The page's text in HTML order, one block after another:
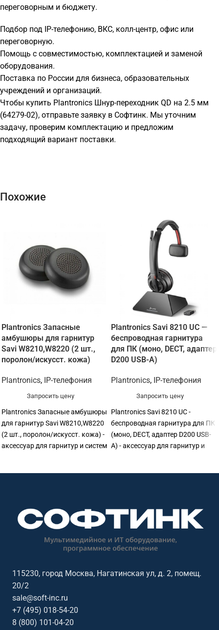
переговорным и бюджету.
Подбор под IP-телефонию, ВКС, колл-центр, офис или
переговорную.
Помощь с совместимостью, комплектацией и заменой
оборудования.
Поставка по России для бизнеса, образовательных
учреждений и организаций.
Чтобы купить Plantronics Шнур-переходник QD на 2.5 мм
(64279-02), отправьте заявку в Софтинк. Мы уточним
задачу, проверим комплектацию и предложим
подходящий вариант поставки.
Похожие
Plantronics Запасные
амбушюры для гарнитур
Savi W8210,W8220 (2 шт.,
поролон/искусст. кожа)
Plantronics, IP-телефония
Запросить цену
Plantronics Запасные амбушюры
для гарнитур Savi W8210,W8220
(2 шт., поролон/искусст. кожа) -
аксессуар для гарнитур и систем
переговорных, колл-центров,
служб поддержки и
распределённых команд.
Plantronics Savi 8210 UC —
беспроводная гарнитура
для ПК (моно, DECT, адаптер
D200 USB-A)
Plantronics, IP-телефония
Запросить цену
Plantronics Savi 8210 UC -
беспроводная гарнитура для ПК
(моно, DECT, адаптер D200 USB-
A) - аксессуар для гарнитур и
переговорных, колл-центров,
служб поддержки и
распределённых команд.
115230, город Москва, Нагатинская ул, д. 2, помещ.
20/2
sale@soft-inc.ru
+7 (495) 018-54-20
8 (800) 101-04-20